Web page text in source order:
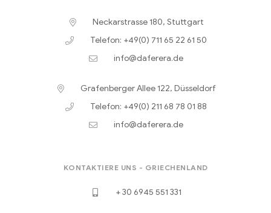
Neckarstrasse 180, Stuttgart
Telefon: +49(0) 711 65 22 61 50
info@daferera.de
Grafenberger Allee 122, Düsseldorf
Telefon: +49(0) 211 68 78 01 88
info@daferera.de
KONTAKTIERE UNS - GRIECHENLAND
+ 30 6945 551 331